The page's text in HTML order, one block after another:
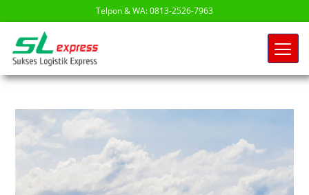
Telpon & WA: 0813-2526-7963